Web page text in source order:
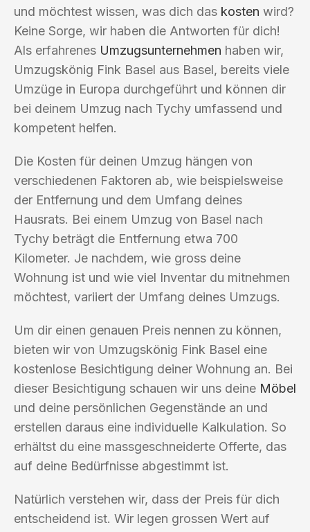
und möchtest wissen, was dich das kosten wird?
Keine Sorge, wir haben die Antworten für dich!
Als erfahrenes Umzugsunternehmen haben wir,
Umzugskönig Fink Basel aus Basel, bereits viele
Umzüge in Europa durchgeführt und können dir
bei deinem Umzug nach Tychy umfassend und
kompetent helfen.
Die Kosten für deinen Umzug hängen von
verschiedenen Faktoren ab, wie beispielsweise
der Entfernung und dem Umfang deines
Hausrats. Bei einem Umzug von Basel nach
Tychy beträgt die Entfernung etwa 700
Kilometer. Je nachdem, wie gross deine
Wohnung ist und wie viel Inventar du mitnehmen
möchtest, variiert der Umfang deines Umzugs.
Um dir einen genauen Preis nennen zu können,
bieten wir von Umzugskönig Fink Basel eine
kostenlose Besichtigung deiner Wohnung an. Bei
dieser Besichtigung schauen wir uns deine Möbel
und deine persönlichen Gegenstände an und
erstellen daraus eine individuelle Kalkulation. So
erhältst du eine massgeschneiderte Offerte, das
auf deine Bedürfnisse abgestimmt ist.
Natürlich verstehen wir, dass der Preis für dich
entscheidend ist. Wir legen grossen Wert auf